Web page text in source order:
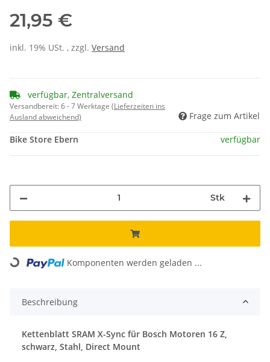
21,95 €
inkl. 19% USt. , zzgl. Versand
verfügbar, Zentralversand
Versandbereit:6 - 7 Werktage (Lieferzeiten ins
Ausland abweichend)
Frage zum Artikel
Bike Store Ebern verfügbar
Stk
Loading... Komponenten werden geladen ...
Beschreibung
Kettenblatt SRAM X-Sync für Bosch Motoren 16 Z,
schwarz, Stahl, Direct Mount